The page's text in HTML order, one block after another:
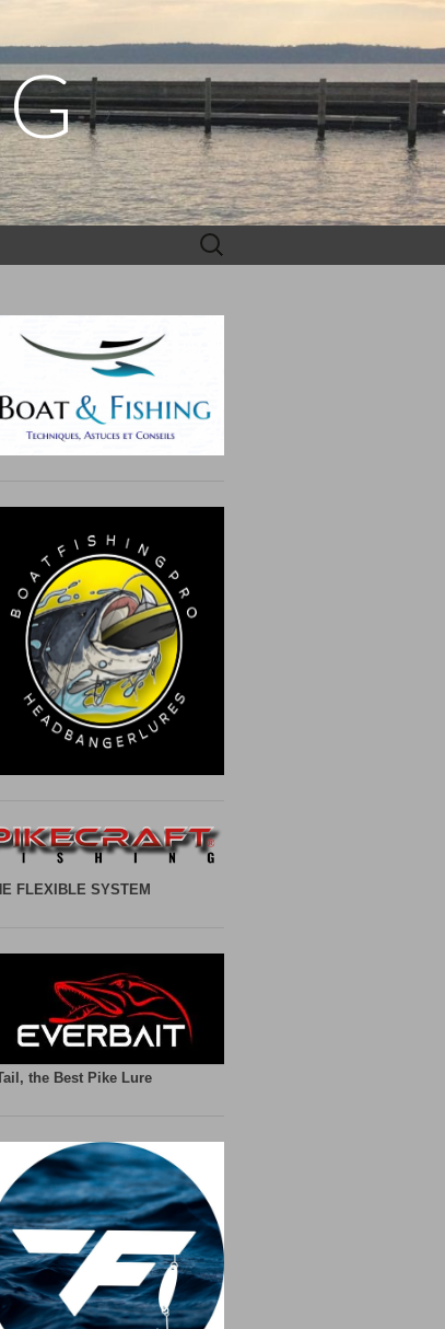
Rechercher :
FLEXIBLE SYSTEM
the Best Pike Lure